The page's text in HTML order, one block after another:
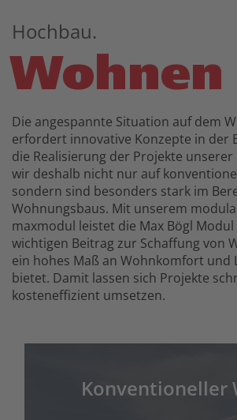
Hochbau.
Wohnen
Die angespannte Situation auf dem
erfordert innovative Konzepte in der
die Realisierung der Projekte
wir deshalb nicht nur auf
sondern sind besonders stark im
Wohnungsbaus. Mit unserem
maxmodul leistet die Max Bögl Modul
wichtigen Beitrag zur Schaffung von
ein hohes Maß an Wohnkomfort und
bietet. Damit lassen sich Projekte
kosteneffizient umsetzen.
Konventioneller